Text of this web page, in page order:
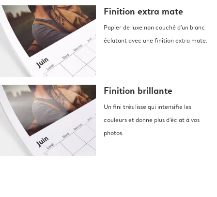
Finition extra mate
Papier de luxe non couché d'un blanc
éclatant avec une finition extra mate.
Finition brillante
Un fini très lisse qui intensifie les
couleurs et donne plus d'éclat à vos
photos.